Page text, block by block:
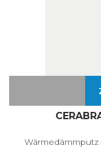
Wärmedämmputz